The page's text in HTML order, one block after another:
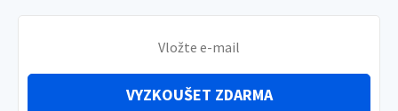
VYZKOUŠET ZDARMA